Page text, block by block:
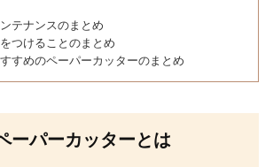
テナンスのまとめ
つけることのまとめ
すめのペーパーカッターのまとめ
ーパーカッターとは